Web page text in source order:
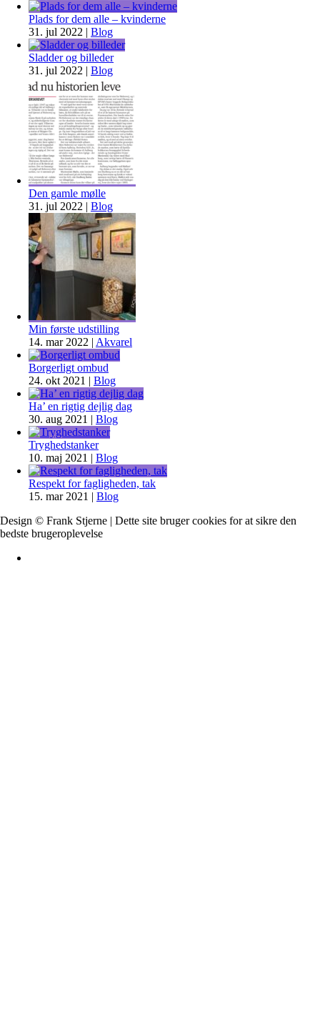
Plads for dem alle – kvinderne
31. jul 2022 | Blog
Sladder og billeder
31. jul 2022 | Blog
Den gamle mølle
31. jul 2022 | Blog
Min første udstilling
14. mar 2022 | Akvarel
Borgerligt ombud
24. okt 2021 | Blog
Ha’ en rigtig dejlig dag
30. aug 2021 | Blog
Tryghedstanker
10. maj 2021 | Blog
Respekt for fagligheden, tak
15. mar 2021 | Blog
Design © Frank Stjerne | Dette site bruger cookies for at sikre den
bedste brugeroplevelse